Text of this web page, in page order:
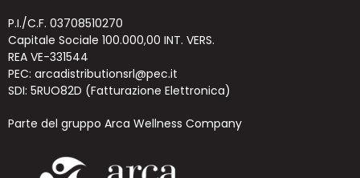
P.I./C.F. 03708510270
Capitale Sociale 100.000,00 INT. VERS.
REA VE-331544
PEC: arcadistributionsrl@pec.it
SDI: 5RUO82D (Fatturazione Elettronica)
Parte del gruppo Arca Wellness Company